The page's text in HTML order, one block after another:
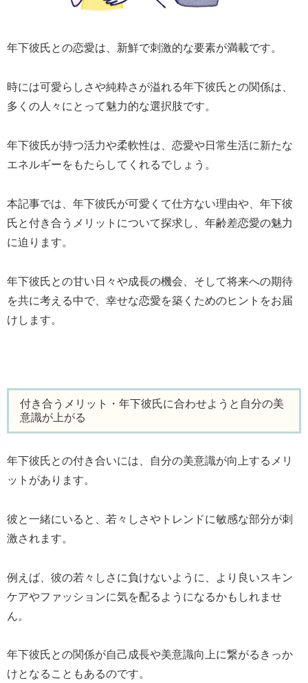
年下彼氏との恋愛は、新鮮で刺激的な要素が満載です。
時には可愛らしさや純粋さが溢れる年下彼氏との関係は、
多くの人々にとって魅力的な選択肢です。
年下彼氏が持つ活力や柔軟性は、恋愛や日常生活に新たな
エネルギーをもたらしてくれるでしょう。
本記事では、年下彼氏が可愛くて仕方ない理由や、年下彼
氏と付き合うメリットについて探求し、年齢差恋愛の魅力
に迫ります。
年下彼氏との甘い日々や成長の機会、そして将来への期待
を共に考える中で、幸せな恋愛を築くためのヒントをお届
けします。
付き合うメリット・年下彼氏に合わせようと自分の美
意識が上がる
年下彼氏との付き合いには、自分の美意識が向上するメリ
ットがあります。
彼と一緒にいると、若々しさやトレンドに敏感な部分が刺
激されます。
例えば、彼の若々しさに負けないように、より良いスキン
ケアやファッションに気を配るようになるかもしれませ
ん。
年下彼氏との関係が自己成長や美意識向上に繋がるきっか
けとなることもあるのです。